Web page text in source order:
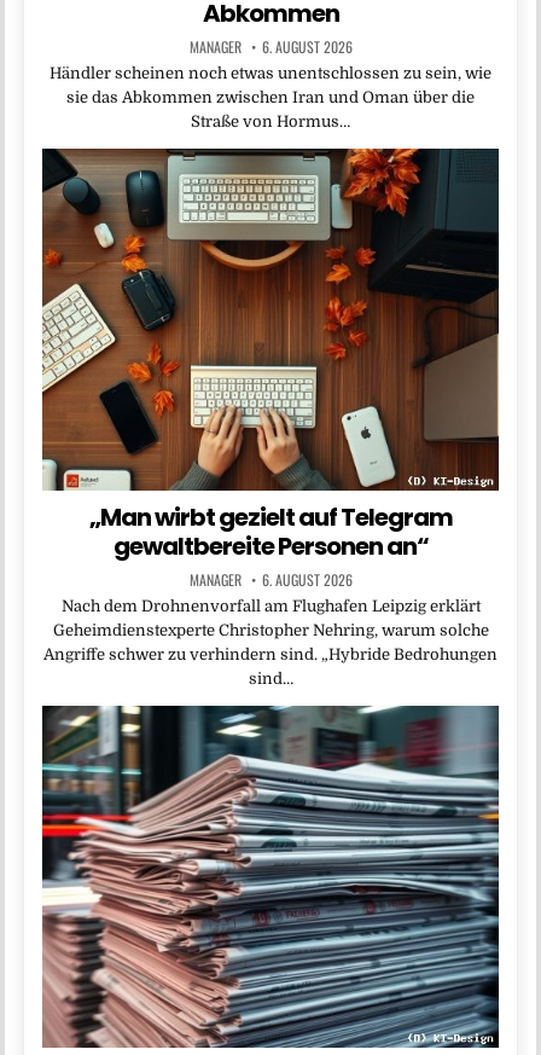
Abkommen
MANAGER 6. AUGUST 2026
Händler scheinen noch etwas unentschlossen zu sein, wie
sie das Abkommen zwischen Iran und Oman über die
Straße von Hormus…
„Man wirbt gezielt auf Telegram
gewaltbereite Personen an“
MANAGER 6. AUGUST 2026
Nach dem Drohnenvorfall am Flughafen Leipzig erklärt
Geheimdienstexperte Christopher Nehring, warum solche
Angriffe schwer zu verhindern sind. „Hybride Bedrohungen
sind…